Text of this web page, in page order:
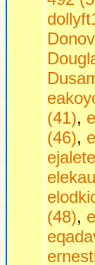
(41),
(46),
(48),